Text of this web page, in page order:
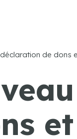
de dons